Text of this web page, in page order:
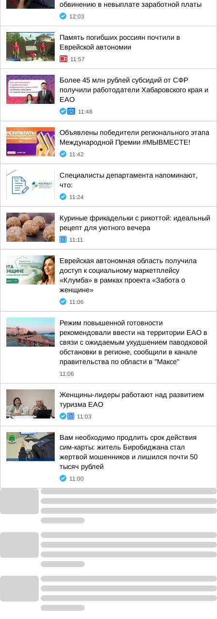
обвинению в невыплате заработной платы
12:03
Память погибших россиян почтили в
Еврейской автономии
11:57
Более 45 млн рублей субсидий от СФР
получили работодатели Хабаровского края и
ЕАО
11:48
Объявлены победители регионального этапа
Международной Премии #МЫВМЕСТЕ!
11:42
Специалисты департамента напоминают,
что:
11:24
Куриные фрикадельки с рикоттой: идеальный
рецепт для уютного вечера
11:11
Еврейская автономная область получила
доступ к социальному маркетплейсу
«Клумба» в рамках проекта «Забота о
женщине»
11:06
Режим повышенной готовности
рекомендовали ввести на территории ЕАО в
связи с ожидаемым ухудшением паводковой
обстановки в регионе, сообщили в канале
правительства по области в "Максе"
11:06
Женщины-лидеры работают над развитием
туризма ЕАО
11:03
Вам необходимо продлить срок действия
сим-карты: житель Биробиджана стал
жертвой мошенников и лишился почти 50
тысяч рублей
11:00